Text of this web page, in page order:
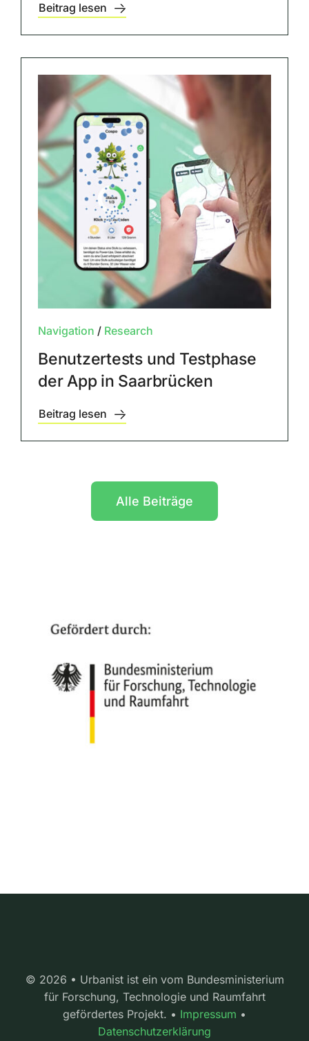
Beitrag lesen
Navigation / Research
Benutzertests und Testphase
der App in Saarbrücken
Beitrag lesen
Alle Beiträge
© 2026 • Urbanist ist ein vom Bundesministerium
für Forschung, Technologie und Raumfahrt
gefördertes Projekt. • Impressum •
Datenschutzerklärung